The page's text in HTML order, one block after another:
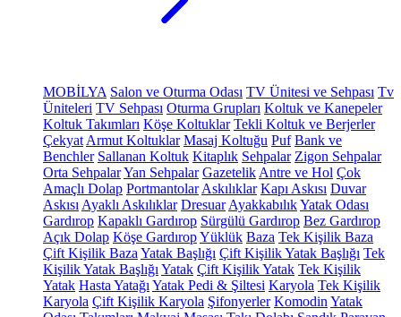
MOBİLYA Salon ve Oturma Odası TV Ünitesi ve Sehpası Tv
Üniteleri TV Sehpası Oturma Grupları Koltuk ve Kanepeler
Koltuk Takımları Köşe Koltuklar Tekli Koltuk ve Berjerler
Çekyat Armut Koltuklar Masaj Koltuğu Puf Bank ve
Benchler Sallanan Koltuk Kitaplık Sehpalar Zigon Sehpalar
Orta SehpalarYan Sehpalar Gazetelik Antre ve Hol Çok
Amaçlı Dolap Portmantolar Askılıklar Kapı Askısı Duvar
Askısı Ayaklı Askılıklar Dresuar AyakkabılıkYatak Odası
Gardırop Kapaklı Gardırop Sürgülü Gardırop Bez Gardırop
Açık Dolap Köşe GardıropYüklük Baza Tek Kişilik Baza
Çift Kişilik Baza Yatak Başlığı Çift Kişilik Yatak Başlığı Tek
Kişilik Yatak Başlığı Yatak Çift Kişilik Yatak Tek Kişilik
Yatak Hasta Yatağı Yatak Pedi & Şiltesi Karyola Tek Kişilik
Karyola Çift Kişilik Karyola Şifonyerler Komodin Yatak